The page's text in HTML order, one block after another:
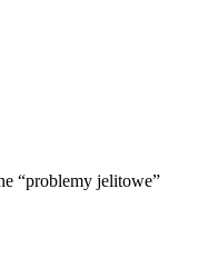
“problemy jelitowe”